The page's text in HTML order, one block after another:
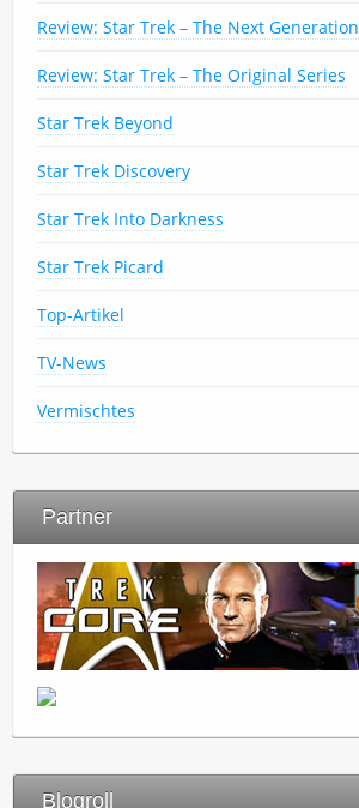
Review: Star Trek – The Next Generation
Review: Star Trek – The Original Series
Star Trek Beyond
Star Trek Discovery
Star Trek Into Darkness
Star Trek Picard
Top-Artikel
TV-News
Vermischtes
Partner
Blogroll